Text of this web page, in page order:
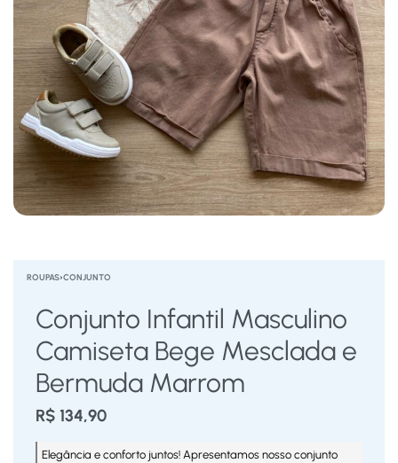
ROUPAS›CONJUNTO
Conjunto Infantil Masculino
Camiseta Bege Mesclada e
Bermuda Marrom
R$ 134,90
Elegância e conforto juntos! Apresentamos nosso conjunto